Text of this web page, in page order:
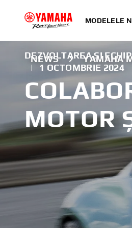
MODELELE
NEWS YAMAHA
DEZVOLTAREA ȘI
|
1 OCTOMBRIE 2024
MOTOR